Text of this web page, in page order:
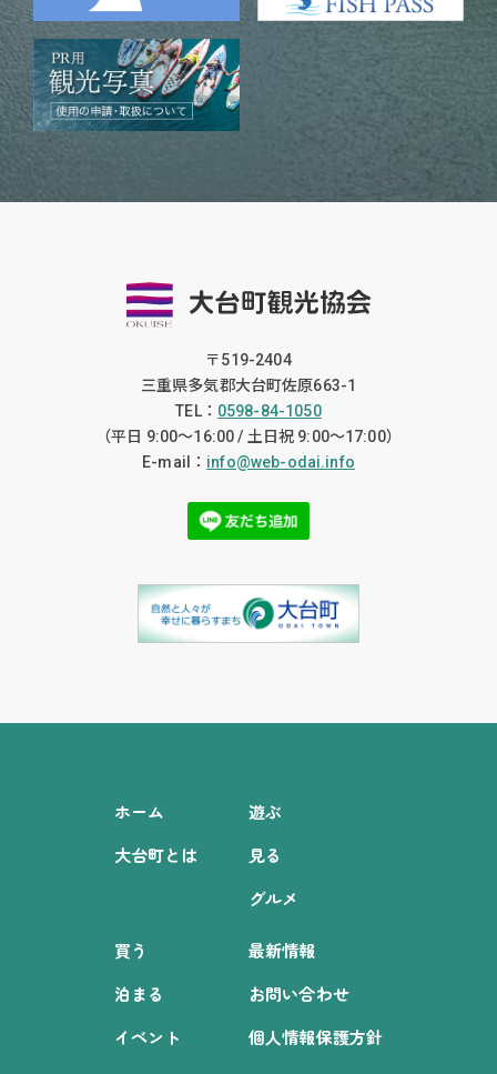
〒519-2404
三重県多気郡大台町佐原663-1
TEL： 0598-84-1050
（平日 9:00〜16:00 / 土日祝 9:00〜17:00）
E-mail： info@web-odai.info
ホーム
大台町とは
遊ぶ
見る
グルメ
買う
泊まる
イベント
最新情報
お問い合わせ
個人情報保護方針